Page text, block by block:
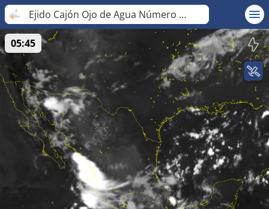
Ejido Cajón Ojo de Agua Número Dos
05:45